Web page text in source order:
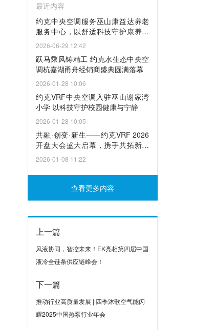
最近内容
约克中央空调服务巫山康益达养老
服务中心，以舒适科技守护康养晚
年
2026-06-29 12:42
跃马乘风铸精工 约克水生态中央空
调杭嘉湖甬舟经销商盛典圆满落幕
2026-01-28 10:06
约克VRF中央空调入驻巫山谢家湾
小学 以科技守护校园健康与宁静
2026-01-28 10:05
共融·创变·新生——约克VRF 2026
开盘大会盛大启幕，携手共拓新篇
章
2026-01-08 11:22
查看更多内容
上一篇
风液协同，智控未来！EK亮相第四届中国
液冷全链条供应链峰会！
下一篇
推动行业高质量发展 | 四季沐歌空气能闪
耀2025中国热泵行业年会